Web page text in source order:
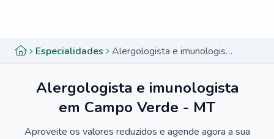
Especialidades Alergologista e imunologista em Campo Verde - MT
Alergologista e imunologista
em Campo Verde - MT
Aproveite os valores reduzidos e agende agora a sua